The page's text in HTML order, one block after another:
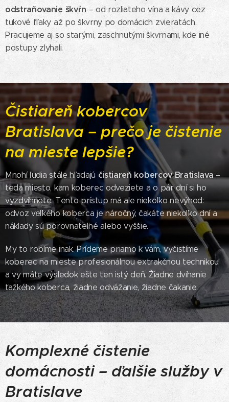
odstraňovanie škvŕn– od rozliateho vína a kávy cez
tukové fľaky až po škvrny po domácich zvieratách.
Pracujeme aj so starými, zaschnutými škvrnami, kde iné
postupy zlyhali.
Čistiareň kobercov
Bratislava – prečo je čistenie
na mieste lepšie?
Mnohí ľudia stále hľadajú čistiareň kobercov Bratislava –
teda miesto, kam koberec odveziete a o pár dní si ho
vyzdvihnete. Tento prístup má ale niekoľko nevýhod:
odvoz veľkého koberca je náročný, čakáte niekoľko dní a
náklady sú porovnateľné alebo vyššie.
My to robíme inak. Prídeme priamo k vám, vyčistíme
koberec na mieste profesionálnou extrakčnou technikou
a vy máte výsledok ešte ten istý deň. Žiadne dvíhanie
ťažkého koberca, žiadne odvážanie, žiadne čakanie.
Komplexné čistenie
domácnosti – ďalšie služby v
Bratislave